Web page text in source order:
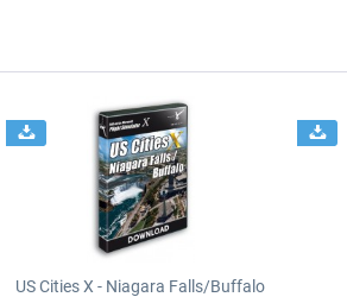
US Cities X - Niagara Falls/Buffalo